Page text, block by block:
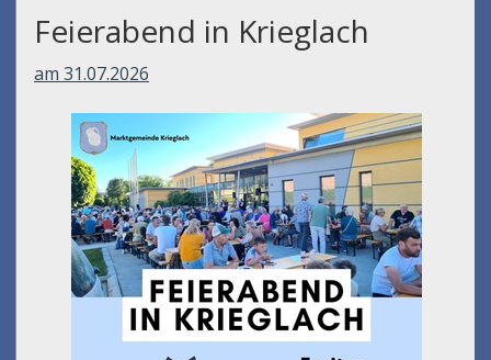
Feierabend in Krieglach
am 31.07.2026